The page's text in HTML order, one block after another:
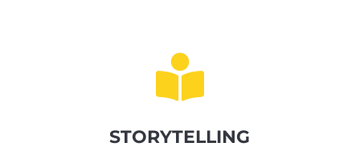

STORYTELLING